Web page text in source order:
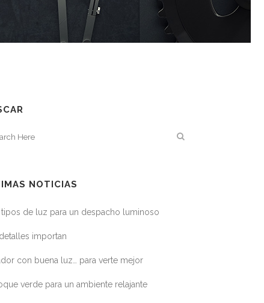
NOTICIAS
tipos de luz para un despacho luminoso
detalles importan
con buena luz… para verte mejor
verde para un ambiente relajante